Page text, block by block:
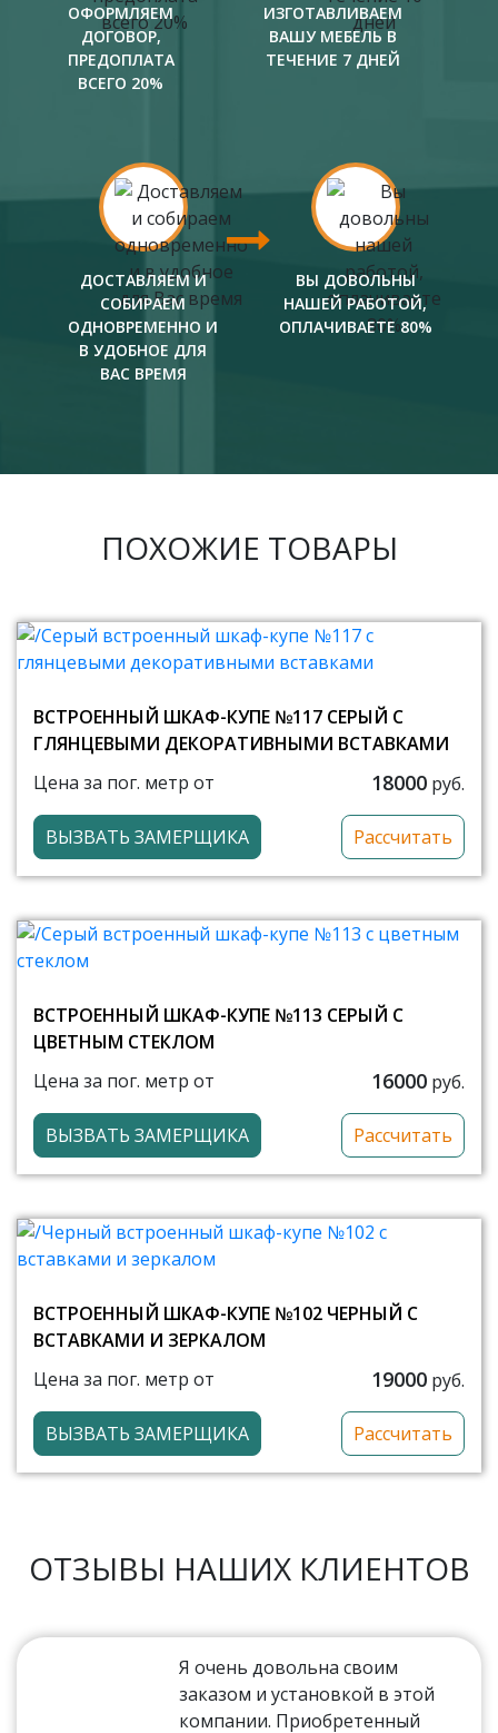
ОФОРМЛЯЕМ
ДОГОВОР,
ПРЕДОПЛАТА
ВСЕГО 20%
ИЗГОТАВЛИВАЕМ
ВАШУ МЕБЕЛЬ В
ТЕЧЕНИЕ 7 ДНЕЙ
ДОСТАВЛЯЕМ И
СОБИРАЕМ
ОДНОВРЕМЕННО И
В УДОБНОЕ ДЛЯ
ВАС ВРЕМЯ
ВЫ ДОВОЛЬНЫ
НАШЕЙ РАБОТОЙ,
ОПЛАЧИВАЕТЕ 80%
ПОХОЖИЕ ТОВАРЫ
ВСТРОЕННЫЙ ШКАФ-КУПЕ №117 СЕРЫЙ С
ГЛЯНЦЕВЫМИ ДЕКОРАТИВНЫМИ ВСТАВКАМИ
Цена за пог. метр от
18000 руб.
ВЫЗВАТЬ ЗАМЕРЩИКА Рассчитать
ВСТРОЕННЫЙ ШКАФ-КУПЕ №113 СЕРЫЙ С
ЦВЕТНЫМ СТЕКЛОМ
Цена за пог. метр от
16000 руб.
ВЫЗВАТЬ ЗАМЕРЩИКА Рассчитать
ВСТРОЕННЫЙ ШКАФ-КУПЕ №102 ЧЕРНЫЙ С
ВСТАВКАМИ И ЗЕРКАЛОМ
Цена за пог. метр от
19000 руб.
ВЫЗВАТЬ ЗАМЕРЩИКА Рассчитать
ОТЗЫВЫ НАШИХ КЛИЕНТОВ
Я очень довольна своим
заказом и установкой в этой
компании. Приобретенный